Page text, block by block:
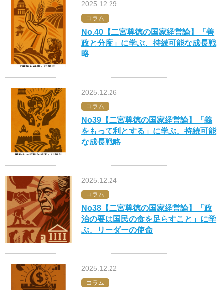
2025.12.29
コラム
No.40【二宮尊徳の国家経営論】「善
政と分度」に学ぶ、持続可能な成長戦
略
2025.12.26
コラム
No39【二宮尊徳の国家経営論】「義
をもって利とする」に学ぶ、持続可能
な成長戦略
2025.12.24
コラム
No38【二宮尊徳の国家経営論】「政
治の要は国民の食を足らすこと」に学
ぶ、リーダーの使命
2025.12.22
コラム